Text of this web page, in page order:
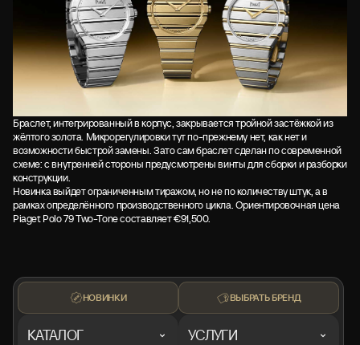
Браслет, интегрированный в корпус, закрывается тройной застёжкой из
жёлтого золота. Микрорегулировки тут по-прежнему нет, как нет и
возможности быстрой замены. Зато сам браслет сделан по современной
схеме: с внутренней стороны предусмотрены винты для сборки и разборки
конструкции.
Новинка выйдет ограниченным тиражом, но не по количеству штук, а в
рамках определённого производственного цикла. Ориентировочная цена
Piaget Polo 79 Two-Tone составляет €91,500.
НОВИНКИ
КАТАЛОГ
ВЫБРАТЬ БРЕНД
УСЛУГИ